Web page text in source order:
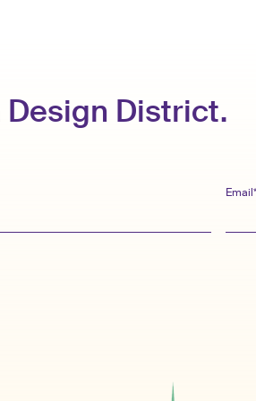
District.